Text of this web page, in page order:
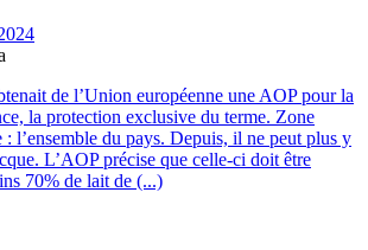
de l’Union européenne une AOP pour la
la protection exclusive du terme. Zone
: l’ensemble du pays. Depuis, il ne peut plus y
L’AOP précise que celle-ci doit être
70% de lait de (...)